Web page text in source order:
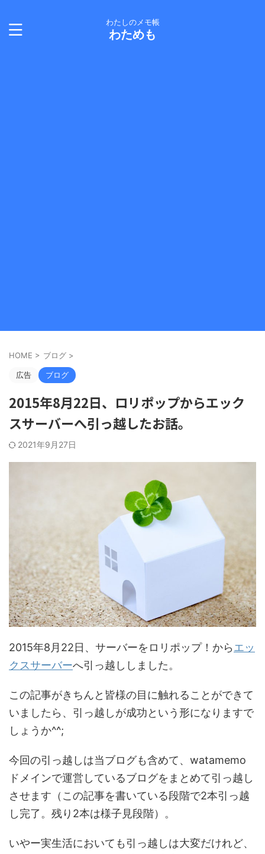
わたしのメモ帳
わためも
HOME > ブログ >
広告 ブログ
2015年8月22日、ロリポップからエック
スサーバーへ引っ越したお話。
2021年9月27日
2015年8月22日、サーバーをロリポップ！からエッ
クスサーバーへ引っ越ししました。
この記事がきちんと皆様の目に触れることができて
いましたら、引っ越しが成功という形になりますで
しょうか^^;
今回の引っ越しは当ブログも含めて、watamemo
ドメインで運営しているブログをまとめて引っ越し
させます（この記事を書いている段階で2本引っ越
し完了。残り2本は様子見段階）。
いやー実生活においても引っ越しは大変だけれど、